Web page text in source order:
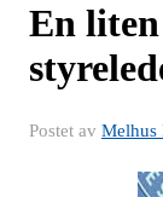
En
Postet av Melhus